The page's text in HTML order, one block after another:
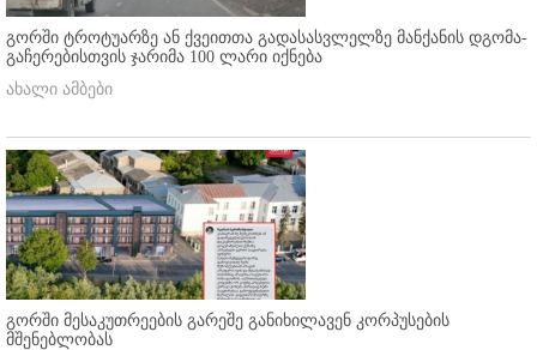
გორში ტროტუარზე ან ქვეითთა გადასასვლელზე მანქანის დგომა-
გაჩერებისთვის ჯარიმა 100 ლარი იქნება
ახალი ამბები
გორში მესაკუთრეების გარეშე განიხილავენ კორპუსების
მშენებლობას